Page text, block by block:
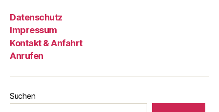
Datenschutz
Impressum
Kontakt & Anfahrt
Anrufen
Suchen